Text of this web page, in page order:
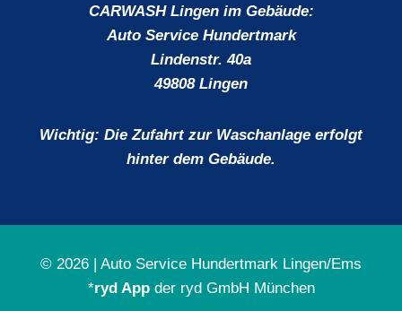
CARWASH Lingen im Gebäude:
Auto Service Hundertmark
Lindenstr. 40a
49808 Lingen
Wichtig: Die Zufahrt zur Waschanlage erfolgt
hinter dem Gebäude.
© 2026 | Auto Service Hundertmark Lingen/Ems
*ryd Appder ryd GmbH München